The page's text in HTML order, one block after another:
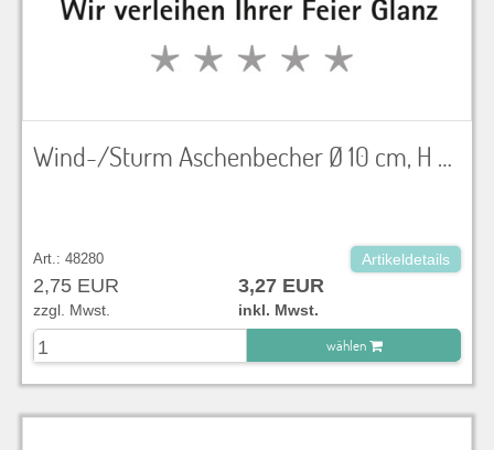
Wind-/Sturm Aschenbecher Ø 10 cm, H 6 cm
Art.: 48280 Artikeldetails
2,75 EUR 3,27 EUR
zzgl. Mwst.
inkl. Mwst.
wählen
zu Warenkorb hinzugefügt.